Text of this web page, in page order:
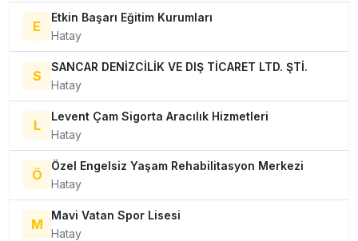
E
Etkin Başarı Eğitim Kurumları
Hatay
S
SANCAR DENİZCİLİK VE DIŞ TİCARET LTD. ŞTİ.
Hatay
L
Levent Çam Sigorta Aracılık Hizmetleri
Hatay
Ö
Özel Engelsiz Yaşam Rehabilitasyon Merkezi
Hatay
M
Mavi Vatan Spor Lisesi
Hatay